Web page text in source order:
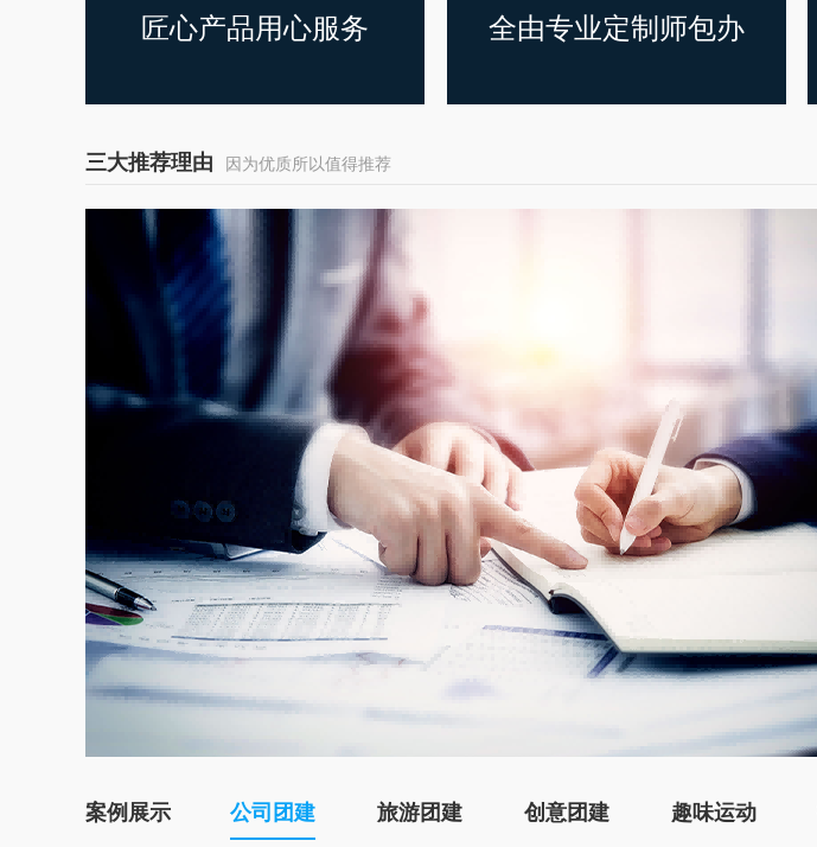
匠心产品用心服务
全由专业定制师包办
三大推荐理由 因为优质所以值得推荐
案例展示 公司团建 旅游团建 创意团建 趣味运动